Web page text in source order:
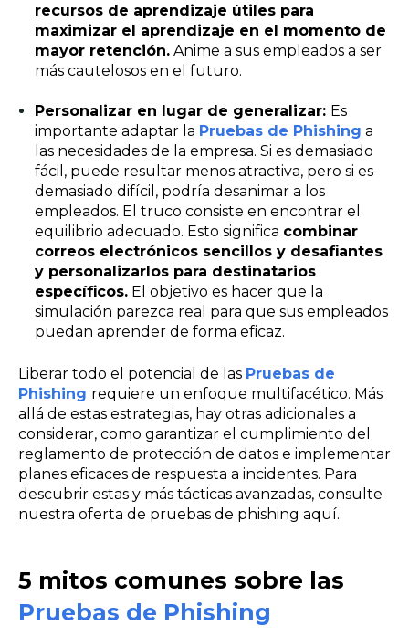
recursos de aprendizaje útiles para
maximizar el aprendizaje en el momento de
mayor retención.Anime a sus empleados a ser
más cautelosos en el futuro.
Personalizar en lugar de generalizar: Es
importante adaptar la Pruebas de Phishing a
las necesidades de la empresa. Si es demasiado
fácil, puede resultar menos atractiva, pero si es
demasiado difícil, podría desanimar a los
empleados. El truco consiste en encontrar el
equilibrio adecuado. Esto significa combinar
correos electrónicos sencillos y desafiantes
y personalizarlos para destinatarios
específicos.El objetivo es hacer que la
simulación parezca real para que sus empleados
puedan aprender de forma eficaz.
Liberar todo el potencial de las Pruebas de
Phishing requiere un enfoque multifacético. Más
allá de estas estrategias, hay otras adicionales a
considerar, como garantizar el cumplimiento del
reglamento de protección de datos e implementar
planes eficaces de respuesta a incidentes. Para
descubrir estas y más tácticas avanzadas, consulte
nuestra oferta de pruebas de phishing aquí.
5 mitos comunes sobre las
Pruebas de Phishing